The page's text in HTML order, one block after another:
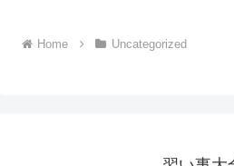
Home Uncategorized